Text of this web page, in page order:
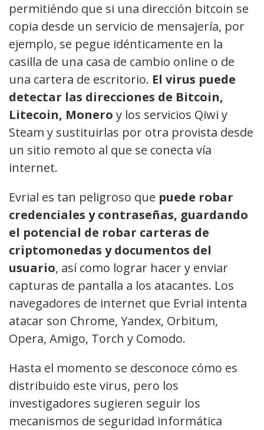
permitiéndo que si una dirección bitcoin se
copia desde un servicio de mensajería, por
ejemplo, se pegue idénticamente en la
casilla de una casa de cambio online o de
una cartera de escritorio. El virus puede
detectar las direcciones de Bitcoin,
Litecoin, Monero y los servicios Qiwi y
Steam y sustituirlas por otra provista desde
un sitio remoto al que se conecta vía
internet.
Evrial es tan peligroso que puede robar
credenciales y contraseñas, guardando
el potencial de robar carteras de
criptomonedas y documentos del
usuario, así como lograr hacer y enviar
capturas de pantalla a los atacantes. Los
navegadores de internet que Evrial intenta
atacar son Chrome, Yandex, Orbitum,
Opera, Amigo, Torch y Comodo.
Hasta el momento se desconoce cómo es
distribuido este virus, pero los
investigadores sugieren seguir los
mecanismos de seguridad informática